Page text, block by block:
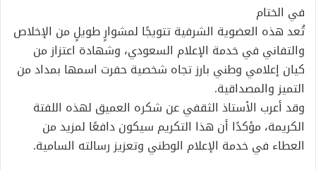
في الختام
تُعد هذه العضوية الشرفية تتويجًا لمشوارٍ طويلٍ من الإخلاص
والتفاني في خدمة الإعلام السعودي، وشهادة اعتزاز من
كيان إعلامي وطني بارز تجاه شخصية حفرت اسمها بمداد من
التميز والمصداقية.
وقد أعرب الأستاذ الثقفي عن شكره العميق لهذه اللفتة
الكريمة، مؤكدًا أن هذا التكريم سيكون دافعًا لمزيد من
العطاء في خدمة الإعلام الوطني وتعزيز رسالته السامية.